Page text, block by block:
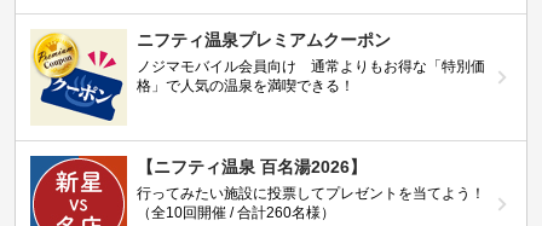
ニフティ温泉プレミアムクーポン
ノジマモバイル会員向け 通常よりもお得な「特別価
格」で人気の温泉を満喫できる！
【ニフティ温泉 百名湯2026】
行ってみたい施設に投票してプレゼントを当てよう！
（全10回開催 / 合計260名様）